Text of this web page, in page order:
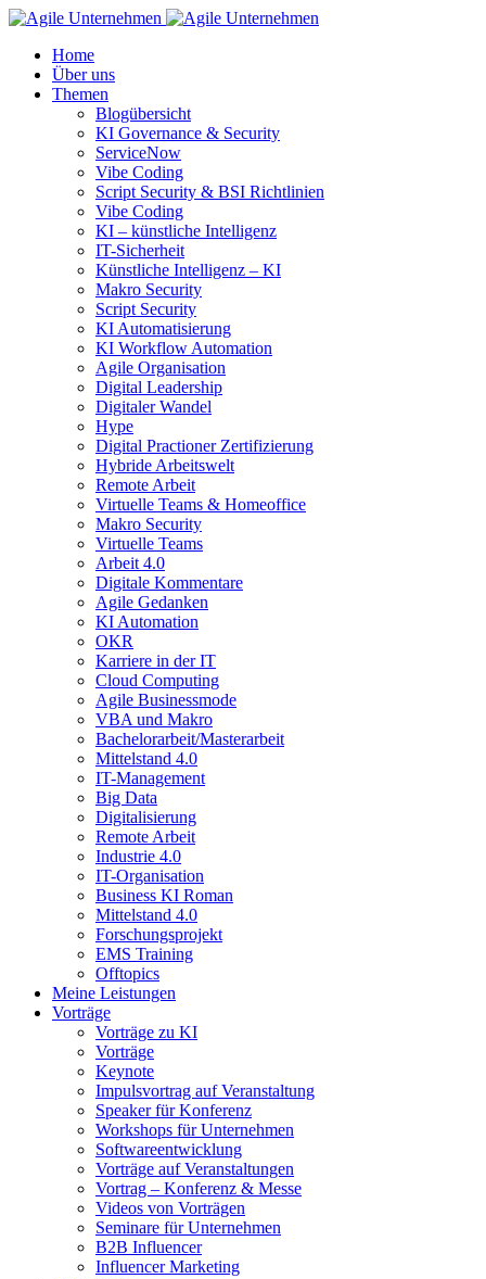
Home
Über uns
Themen
Blogübersicht
KI Governance & Security
ServiceNow
Vibe Coding
Script Security & BSI Richtlinien
Vibe Coding
KI – künstliche Intelligenz
IT-Sicherheit
Künstliche Intelligenz – KI
Makro Security
Script Security
KI Automatisierung
KI Workflow Automation
Agile Organisation
Digital Leadership
Digitaler Wandel
Hype
Digital Practioner Zertifizierung
Hybride Arbeitswelt
Remote Arbeit
Virtuelle Teams & Homeoffice
Makro Security
Virtuelle Teams
Arbeit 4.0
Digitale Kommentare
Agile Gedanken
KI Automation
OKR
Karriere in der IT
Cloud Computing
Agile Businessmode
VBA und Makro
Bachelorarbeit/Masterarbeit
Mittelstand 4.0
IT-Management
Big Data
Digitalisierung
Remote Arbeit
Industrie 4.0
IT-Organisation
Business KI Roman
Mittelstand 4.0
Forschungsprojekt
EMS Training
Offtopics
Meine Leistungen
Vorträge
Vorträge zu KI
Vorträge
Keynote
Impulsvortrag auf Veranstaltung
Speaker für Konferenz
Workshops für Unternehmen
Softwareentwicklung
Vorträge auf Veranstaltungen
Vortrag – Konferenz & Messe
Videos von Vorträgen
Seminare für Unternehmen
B2B Influencer
Influencer Marketing